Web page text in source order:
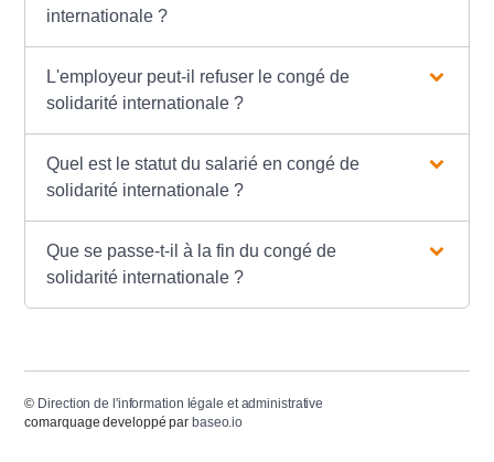
internationale ?
L'employeur peut-il refuser le congé de
solidarité internationale ?
Quel est le statut du salarié en congé de
solidarité internationale ?
Que se passe-t-il à la fin du congé de
solidarité internationale ?
© Direction de l'information légale et administrative
comarquage developpé par baseo.io